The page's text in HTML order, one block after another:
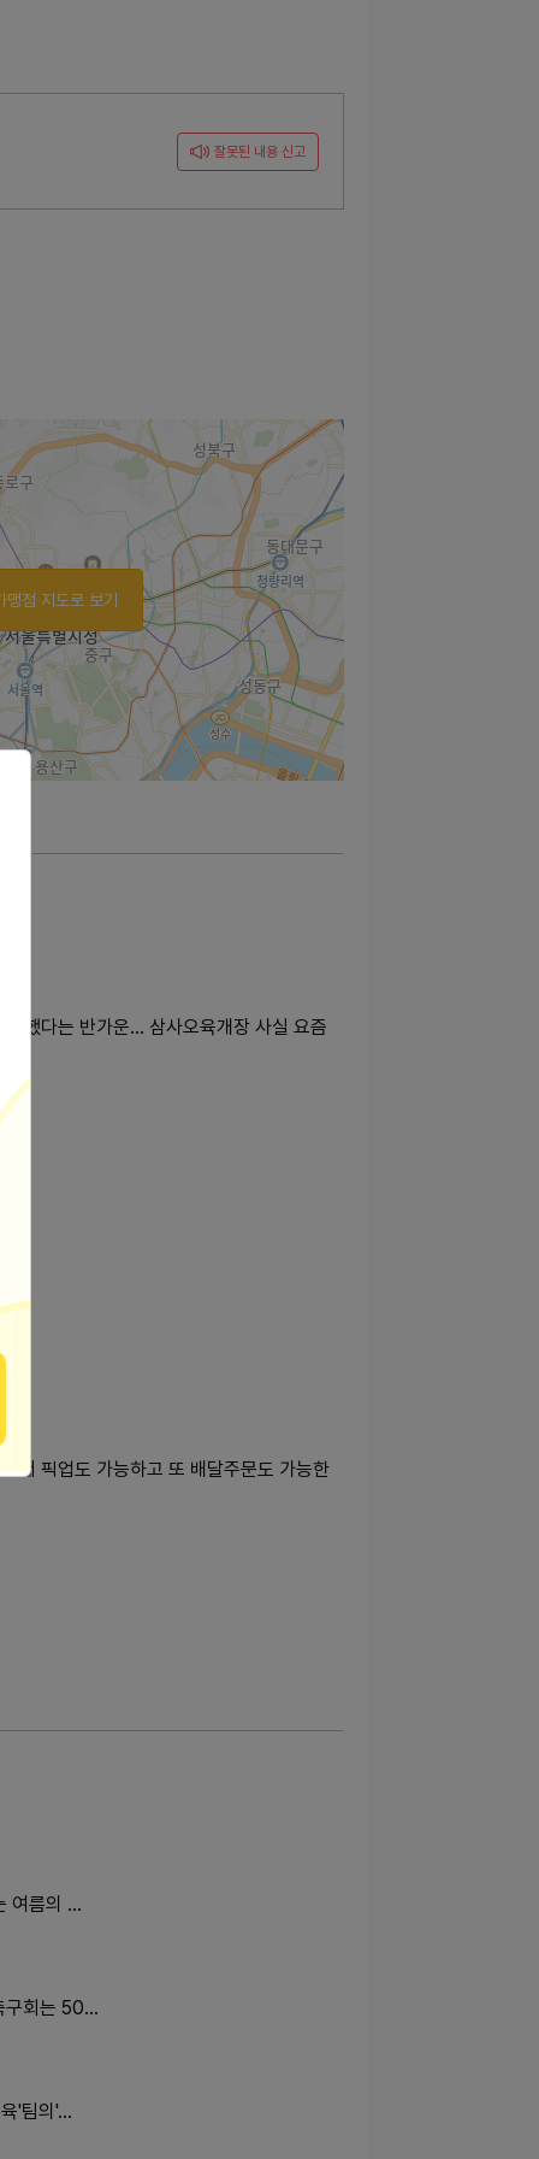
잘못된 내용 신고
맹점 지도로 보기
했다는 반가운... 삼사오육개장 사실 요즘
서 픽업도 가능하고 또 배달주문도 가능한
여름의 …
구회는 50…
'팀의'…